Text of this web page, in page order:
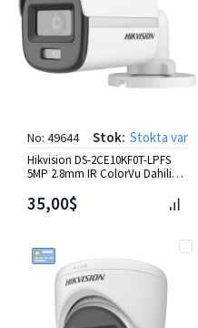
No: 49644 Stok: Stokta var
Hikvision DS-2CE10KF0T-LPFS
5MP 2.8mm IR ColorVu Dahili
35,00$